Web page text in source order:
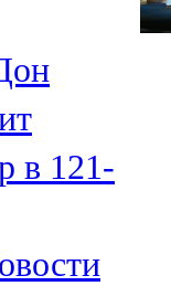
в 121-